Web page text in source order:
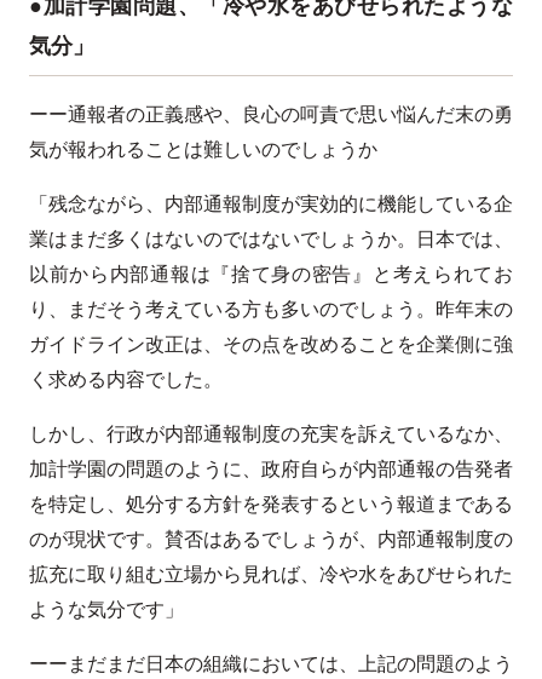
気分」
ーー通報者の正義感や、良心の呵責で思い悩んだ末の勇
気が報われることは難しいのでしょうか
「残念ながら、内部通報制度が実効的に機能している企
業はまだ多くはないのではないでしょうか。日本では、
以前から内部通報は『捨て身の密告』と考えられてお
り、まだそう考えている方も多いのでしょう。昨年末の
ガイドライン改正は、その点を改めることを企業側に強
く求める内容でした。
しかし、行政が内部通報制度の充実を訴えているなか、
加計学園の問題のように、政府自らが内部通報の告発者
を特定し、処分する方針を発表するという報道まである
のが現状です。賛否はあるでしょうが、内部通報制度の
拡充に取り組む立場から見れば、冷や水をあびせられた
ような気分です」
ーーまだまだ日本の組織においては、上記の問題のよう